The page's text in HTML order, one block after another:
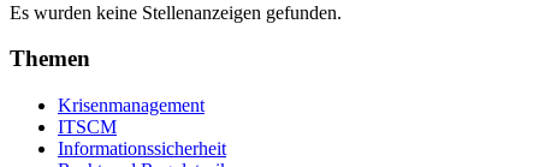
Es wurden keine Stellenanzeigen gefunden.
Themen
Krisenmanagement
ITSCM
Informationssicherheit